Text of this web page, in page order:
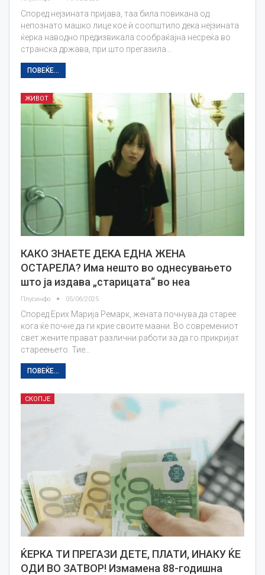
Според нејзината пријава, таа била повикана од
непознато машко лице кое ѝ соопштило дека нејзината
ќерка наводно предизвикала сообраќајна несреќа во
странска држава, при што прегазила…
ПОВЕЌЕ...
ЖИВОТ
КАКО ЗНАЕТЕ ДЕКА ЕДНА ЖЕНА
ОСТАРЕЛА? Има нешто во однесувањето
што ја издава „старицата“ во неа
Плусинфо 05/06/2025
Според Ерих Марија Ремарк, жената почнува да старее
кога ќе почне да ги крие своите маани. Во современиот
свет жените прават различни работи за да го прикријат
стареењето. Тие…
ПОВЕЌЕ...
СКОПЈЕ
ЌЕРКА ТИ ПРЕГАЗИ ДЕТЕ, ПЛАТИ, ИНАКУ ЌЕ
ОДИ ВО ЗАТВОР! Измамена 88-годишна